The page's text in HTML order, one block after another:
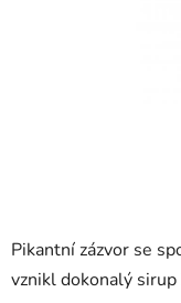
Pikantní zázvor se
vznikl dokonalý sirup